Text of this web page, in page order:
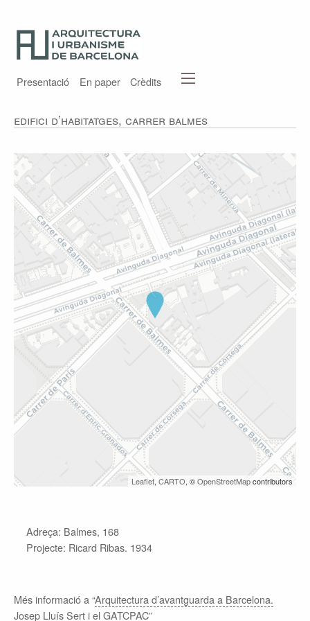
Presentació En paper Crèdits
Edifici d’habitatges, carrer Balmes
Leaflet, CARTO, ©OpenStreetMapcontributors
Adreça: Balmes, 168
Projecte: Ricard Ribas. 1934
Més informació a “Arquitectura d’avantguarda a Barcelona.
Josep Lluís Sert i el GATCPAC”